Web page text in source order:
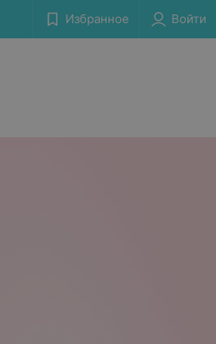
Избранное Войти